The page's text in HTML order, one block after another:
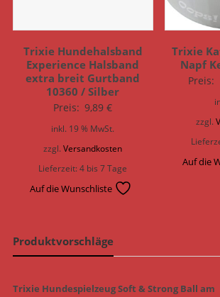
Trixie Hundehalsband
Experience Halsband
extra breit Gurtband
10360 / Silber
Preis: 9,89€
inkl. 19 % MwSt.
zzgl.Versandkosten
Lieferzeit:4 bis 7 Tage
Auf die Wunschliste
Trixie
Napf
Preis:
zzgl.
Auf die
Produktvorschläge
Trixie Hundespielzeug Soft & Strong Ball am